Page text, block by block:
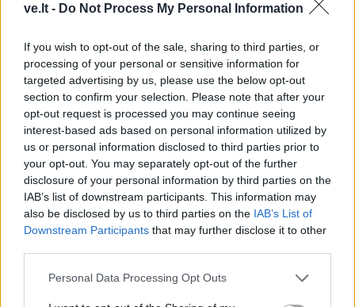
ve.lt - Do Not Process My Personal Information
If you wish to opt-out of the sale, sharing to third parties, or
processing of your personal or sensitive information for
targeted advertising by us, please use the below opt-out
section to confirm your selection. Please note that after your
opt-out request is processed you may continue seeing
interest-based ads based on personal information utilized by
us or personal information disclosed to third parties prior to
your opt-out. You may separately opt-out of the further
disclosure of your personal information by third parties on the
IAB’s list of downstream participants. This information may
also be disclosed by us to third parties on the IAB’s List of
Downstream Participants that may further disclose it to other
Personal Data Processing Opt Outs
© Šie X-XI a. artefaktai buvo aptikti melioruojant Tenžės upę. Dešinėje –
prašmatnus krūtinės papuošalas, kurį 1964 m. rado traktorininkas iš
Tarvydų kaimo. Deniso NIKITENKOS nuotr.
Pastarąjį papuošalą 1964 m. aptiko traktorininkas
Stasys Surblys iš Tarvydų kaimo Kretingos rajone.
Dokumentuose parašyta, jog artefaktas rastas
„Negarbos kaimo durpyne greta Negarbos kapinyno“.
Paaiškinta, jog „per durpyną iškastas Ronžės kanalas“,
tačiau iš tikrųjų šalia Nagarbos piliakalnio teka